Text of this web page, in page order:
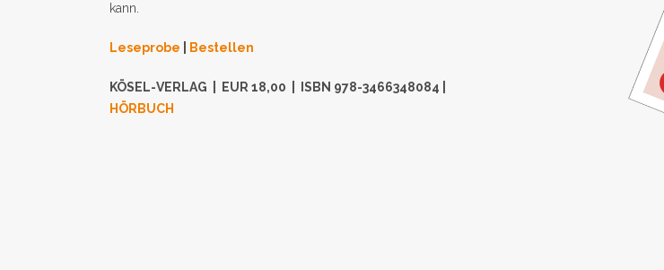
kann.
Leseprobe Bestellen
KÖSEL-VERLAG | EUR 18,00 | ISBN 978-3466348084 |
HÖRBUCH